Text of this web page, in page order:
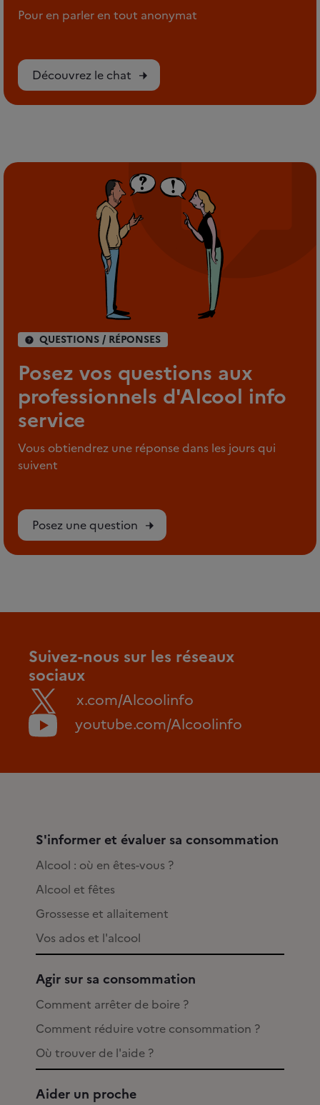
Pour en parler en tout anonymat
Découvrez le chat
QUESTIONS / RÉPONSES
Posez vos questions aux
professionnels d'Alcool info
service
Vous obtiendrez une réponse dans les jours qui
suivent
Posez une question
Suivez-nous sur les réseaux
sociaux
x.com/Alcoolinfo
youtube.com/Alcoolinfo
S'informer et évaluer sa consommation
Alcool : où en êtes-vous ?
Alcool et fêtes
Grossesse et allaitement
Vos ados et l'alcool
Agir sur sa consommation
Comment arrêter de boire ?
Comment réduire votre consommation ?
Où trouver de l'aide ?
Aider un proche